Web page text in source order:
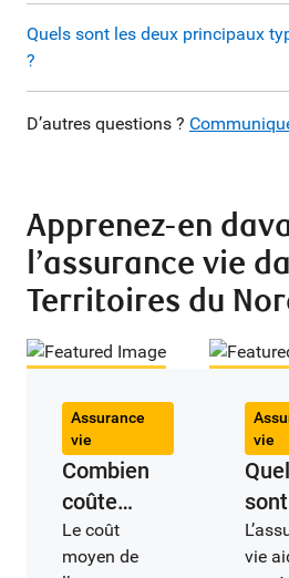
Quels sont les deux principaux
?
D’autres questions ?
Apprenez-en
l’assurance vie
Territoires du
Assurance
vie
Combien
coûte
l’assurance
vie
Le coût
moyen de
vie
vie